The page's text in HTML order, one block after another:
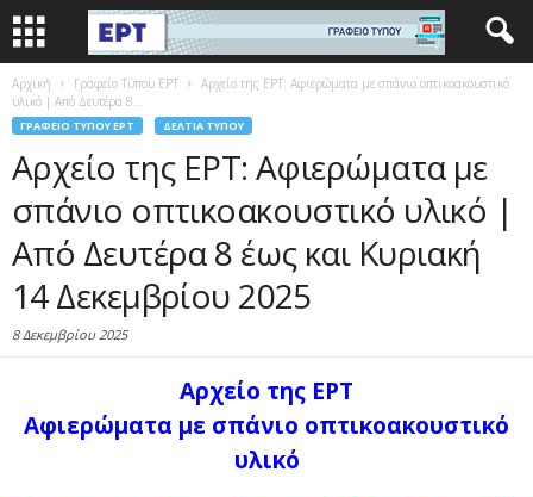
Αρχική Γραφείο Τύπου ΕΡΤ
Αρχείο της ΕΡΤ: Αφιερώματα με σπάνιο οπτικοακουστικό
υλικό | Από Δευτέρα 8...
ΓΡΑΦΕΊΟ ΤΎΠΟΥ ΕΡΤ ΔΕΛΤΊΑ ΤΎΠΟΥ
Αρχείο της ΕΡΤ: Αφιερώματα με
σπάνιο οπτικοακουστικό υλικό |
Από Δευτέρα 8 έως και Κυριακή
14 Δεκεμβρίου 2025
8 Δεκεμβρίου 2025
Αρχείο της ΕΡΤ
Αφιερώματα με σπάνιο οπτικοακουστικό
υλικό